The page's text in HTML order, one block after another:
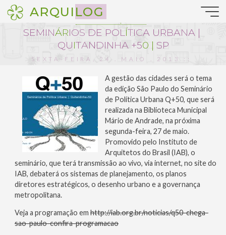
Pular
para
conteúdo
ARQUILOG
Notícias da Arquitetura
SEMINÁRIOS DE POLÍTICA URBANA |
QUITANDINHA +50 | SP
SEXTA-FEIRA, 24 . MAIO . 2013 ::
A gestão das cidades será o tema
da edição São Paulo do Seminário
de Política Urbana Q+50, que será
realizada na Biblioteca Municipal
Mário de Andrade, na próxima
segunda-feira, 27 de maio.
Promovido pelo Instituto de
Arquitetos do Brasil (IAB), o
seminário, que terá transmissão ao vivo, via internet, no site do
IAB, debaterá os sistemas de planejamento, os planos
diretores estratégicos, o desenho urbano e a governança
metropolitana.
Veja a programação emhttp://iab.org.br/noticias/q50-chega-
sao-paulo-confira-programacao